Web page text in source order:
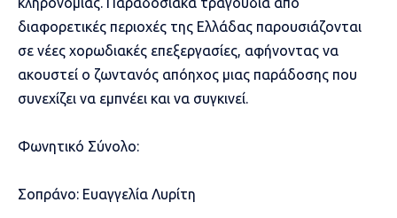
διαφορετικές περιοχές της Ελλάδας παρουσιάζονται
σε νέες χορωδιακές επεξεργασίες, αφήνοντας να
ακουστεί ο ζωντανός απόηχος μιας παράδοσης που
συνεχίζει να εμπνέει και να συγκινεί.
Φωνητικό Σύνολο:
Σοπράνο: Ευαγγελία Λυρίτη